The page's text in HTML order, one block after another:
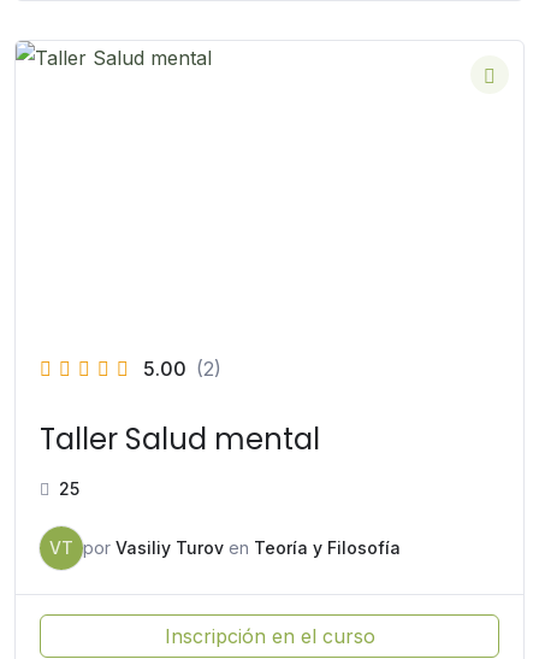
5.00 (2)
Taller Salud mental
25
VT por Vasiliy Turov en Teoría y Filosofía
Inscripción en el curso